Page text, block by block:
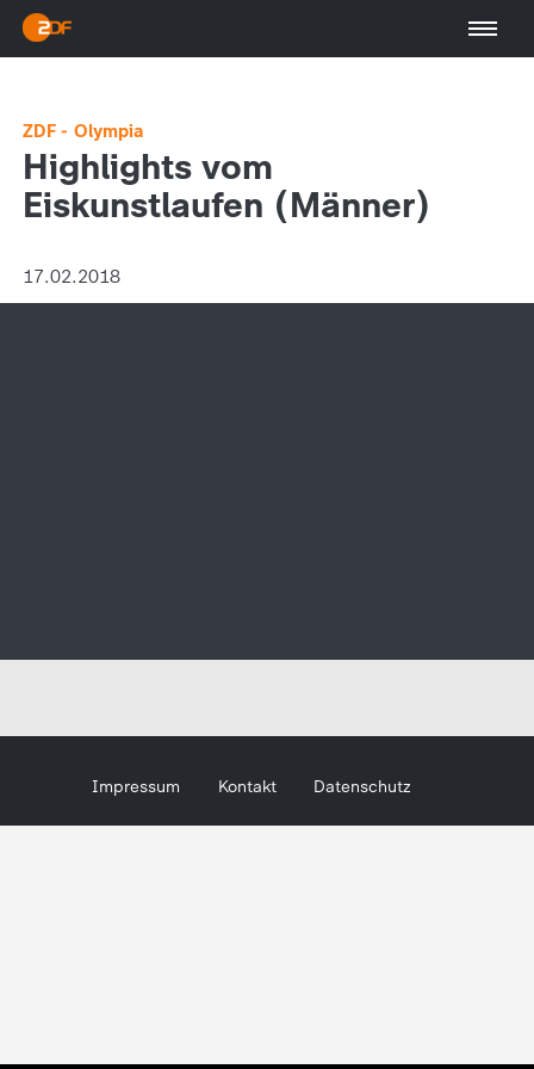
ZDF - Olympia
Highlights vom
Eiskunstlaufen (Männer)
17.02.2018
Impressum Kontakt Datenschutz